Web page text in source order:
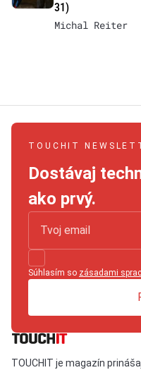
31)
Michal Reiter
TOUCHIT
Dostávaj
ako prvý.
Súhlasím so zásadami
TOUCHIT je magazín